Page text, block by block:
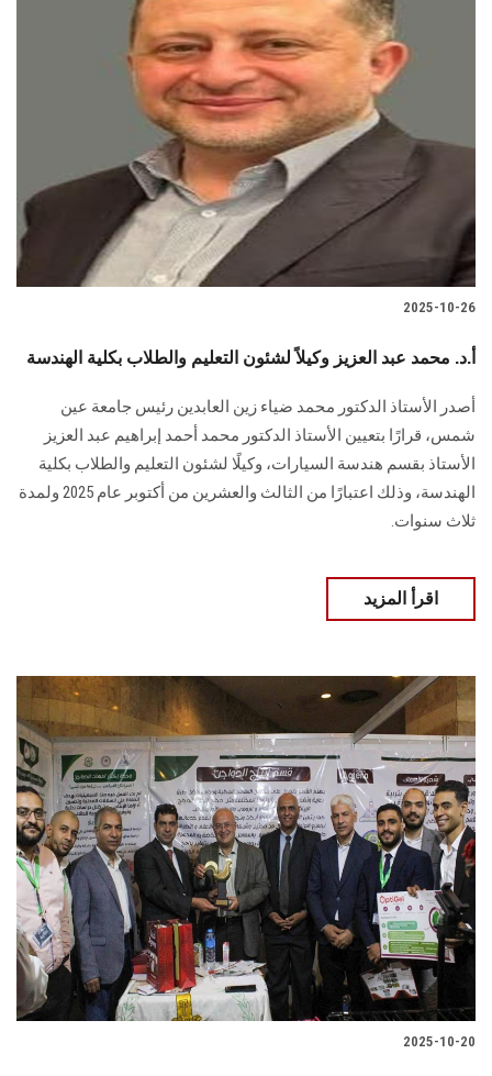
2025-10-26
أ.د. محمد عبد العزيز وكيلاً لشئون التعليم والطلاب بكلية الهندسة
أصدر الأستاذ الدكتور محمد ضياء زين العابدين رئيس جامعة عين
شمس، قرارًا بتعيين الأستاذ الدكتور محمد أحمد إبراهيم عبد العزيز
الأستاذ بقسم هندسة السيارات، وكيلًا لشئون التعليم والطلاب بكلية
الهندسة، وذلك اعتبارًا من الثالث والعشرين من أكتوبر عام 2025 ولمدة
ثلاث سنوات.
اقرأ المزيد
2025-10-20